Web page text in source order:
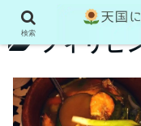
フィリピ
検索